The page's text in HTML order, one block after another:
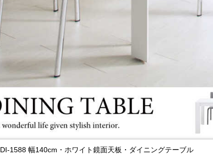
DI-1588 幅140cm・ホワイト鏡面天板・ダイニングテーブル